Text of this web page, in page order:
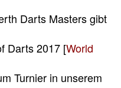
Darts Masters gibt
Darts 2017 [World
Turnier in unserem